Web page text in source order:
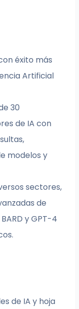
éxito más
Artificial
30
de IA con
modelos y
sectores,
de
y GPT-4
de IA y hoja